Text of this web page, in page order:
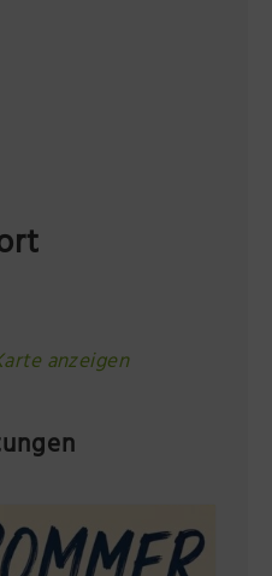
anzeigen